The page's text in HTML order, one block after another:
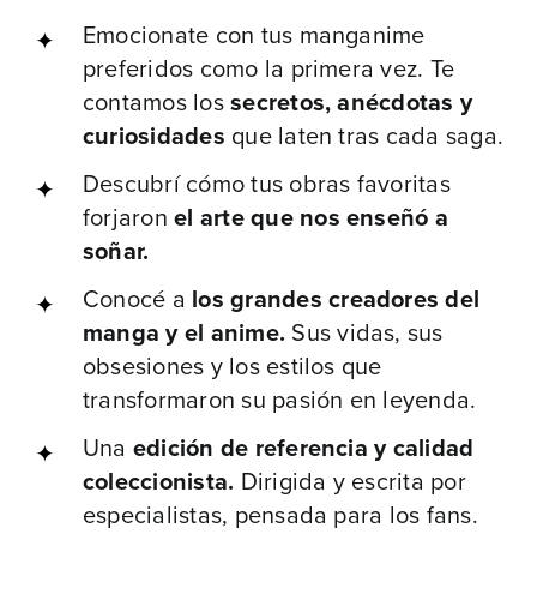
Emocionate con tus manganime
preferidos como la primera vez. Te
contamos lossecretos, anécdotas y
curiosidades que laten tras cada saga.
Descubrí cómo tus obras favoritas
forjaronel arte que nos enseñó a
soñar.
Conocé a los grandes creadores del
manga y el anime. Sus vidas, sus
obsesiones y los estilos que
transformaron su pasión en leyenda.
Una edición de referencia y calidad
coleccionista. Dirigida y escrita por
especialistas, pensada para los fans.